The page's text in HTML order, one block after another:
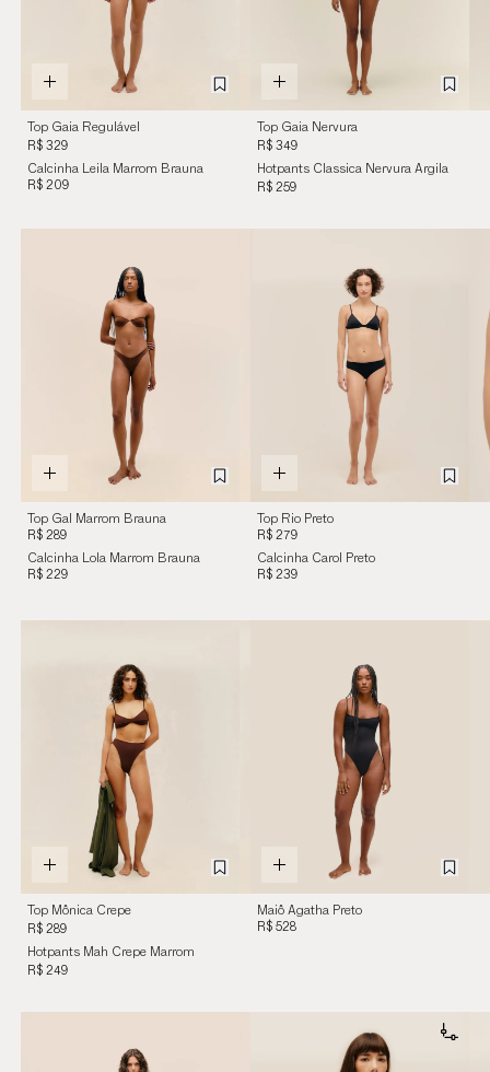
Top Gaia Regulável
Marrom Brauna
R$ 329
Calcinha Leila Marrom Brauna
R$ 209
Top Gaia Nervura
Regulável Argila Branca
R$ 349
Hotpants Classica Nervura Argila
Branca
R$ 259
Top Gal Marrom Brauna
R$ 289
Calcinha Lola Marrom Brauna
R$ 229
Top Rio Preto
R$ 279
Calcinha Carol Preto
R$ 239
Top Mônica Crepe
Marrom Cohiba
R$ 289
Hotpants Mah Crepe Marrom
Cohiba
R$ 249
Maiô Agatha Preto
R$ 528